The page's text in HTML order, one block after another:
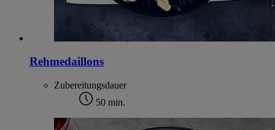
Rehmedaillons
Zubereitungsdauer
50 min.